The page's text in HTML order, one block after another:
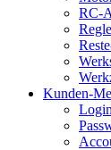
RC-
Kunden-
Login